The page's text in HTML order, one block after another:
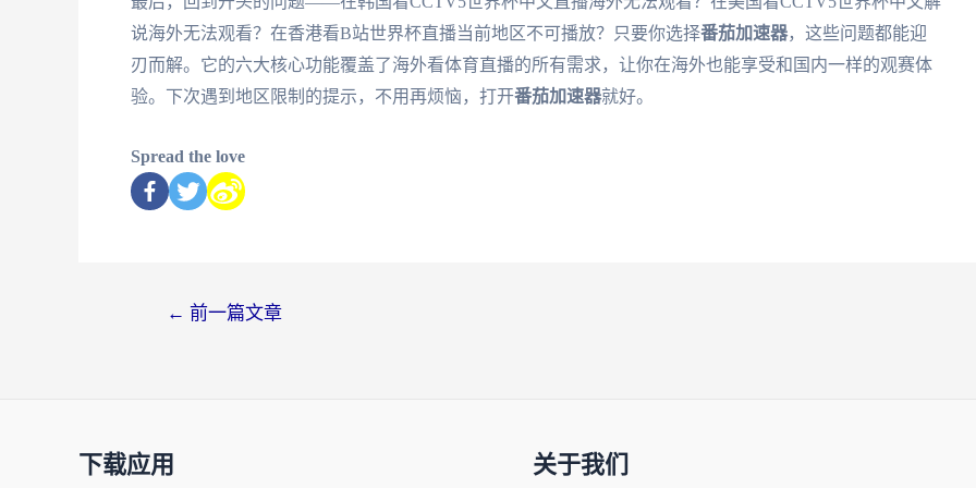
说海外无法观看？在香港看B站世界杯直播当前地区不可播放？只要你选择番茄加速器，这些问题都能迎
刃而解。它的六大核心功能覆盖了海外看体育直播的所有需求，让你在海外也能享受和国内一样的观赛体
验。下次遇到地区限制的提示，不用再烦恼，打开番茄加速器就好。
Spread the love
← 前一篇文章
下载应用 关于我们